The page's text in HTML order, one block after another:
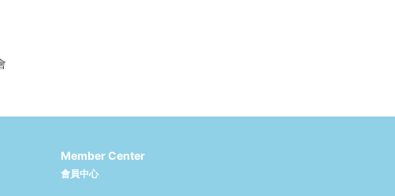
Member Center
會員中心